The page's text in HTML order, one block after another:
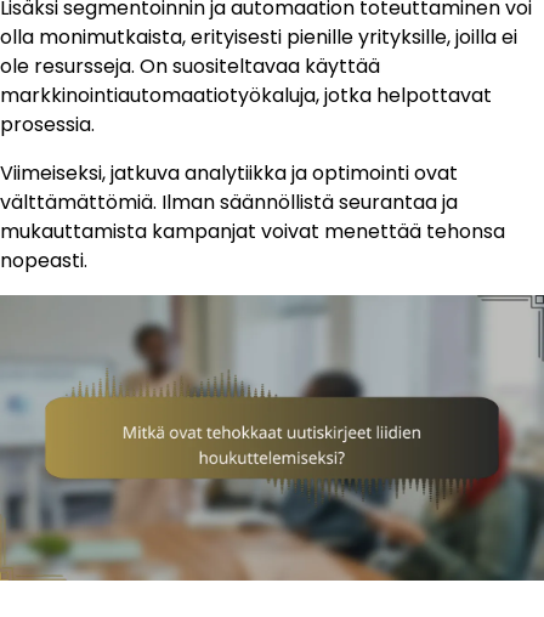
Lisäksi segmentoinnin ja automaation toteuttaminen voi
olla monimutkaista, erityisesti pienille yrityksille, joilla ei
ole resursseja. On suositeltavaa käyttää
markkinointiautomaatiotyökaluja, jotka helpottavat
prosessia.
Viimeiseksi, jatkuva analytiikka ja optimointi ovat
välttämättömiä. Ilman säännöllistä seurantaa ja
mukauttamista kampanjat voivat menettää tehonsa
nopeasti.